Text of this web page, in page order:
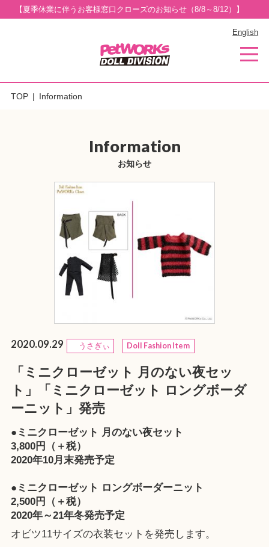
【夏季休業に伴うお客様窓口クローズのお知らせ（8/8～8/12）】
English
TOP Information
Information
お知らせ
2020.09.29 うさぎぃ Doll Fashion Item
「ミニクローゼット 月のない夜セッ
ト」「ミニクローゼット ロングボーダ
ーニット」発売
●ミニクローゼット 月のない夜セット
3,800円（＋税）
2020年10月末発売予定
●ミニクローゼット ロングボーダーニット
2,500円（＋税）
2020年～21年冬発売予定
オビツ11サイズの衣装セットを発売します。